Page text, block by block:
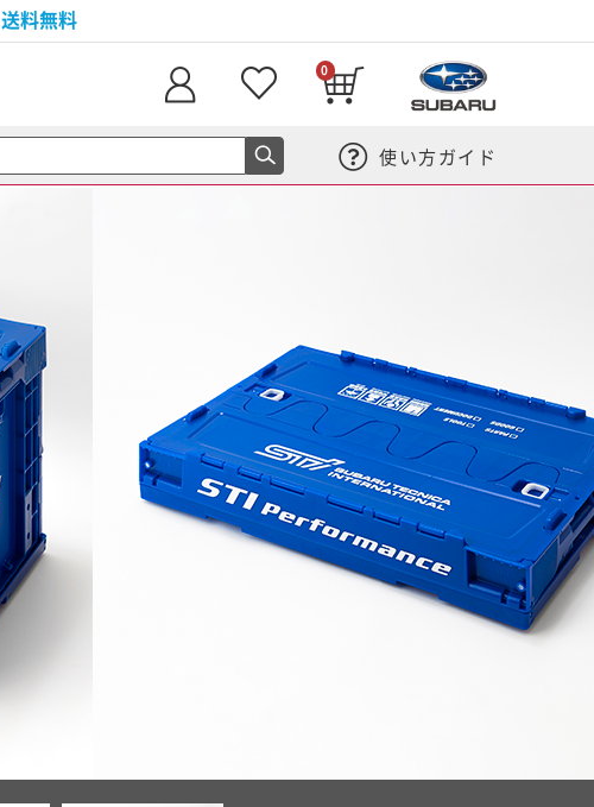
送料無料
0
使い方ガイド